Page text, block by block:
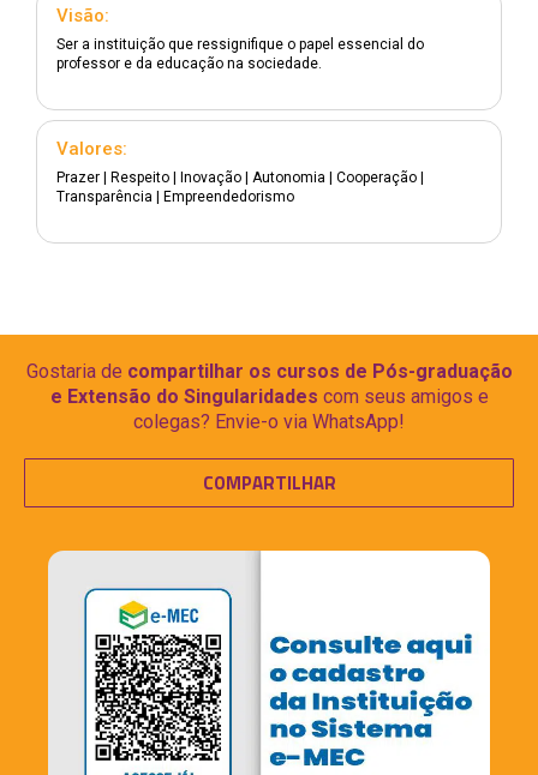
Visão:
Ser a instituição que ressignifique o papel essencial do
professor e da educação na sociedade.
Valores:
Prazer | Respeito | Inovação | Autonomia | Cooperação |
Transparência | Empreendedorismo
Gostaria de compartilhar os cursos de Pós-graduação
e Extensão do Singularidades com seus amigos e
colegas? Envie-o via WhatsApp!
COMPARTILHAR